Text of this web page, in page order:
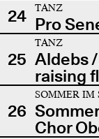
24
TANZ
Pro
25
TANZ
Aldebs
raising
26
SOMMER IM
Chor